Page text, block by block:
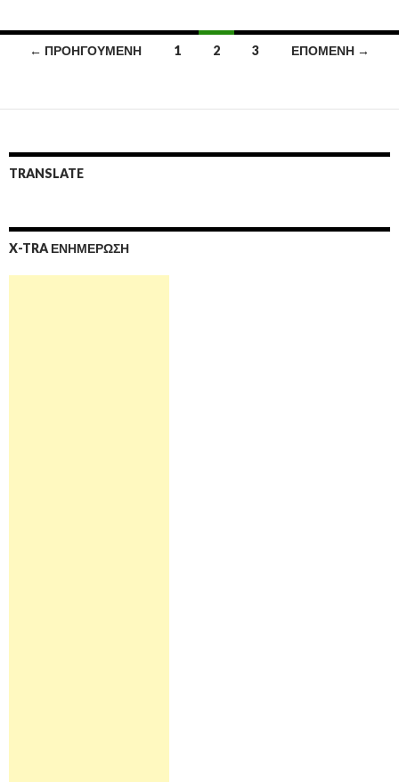
Πλοήγηση
← ΠΡΟΗΓΟΎΜΕΝΗ 1 2 3 ΕΠΌΜΕΝΗ →
TRANSLATE
X-TRA ΕΝΗΜΕΡΩΣΗ